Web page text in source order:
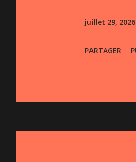
juillet 29, 2026
PARTAGER